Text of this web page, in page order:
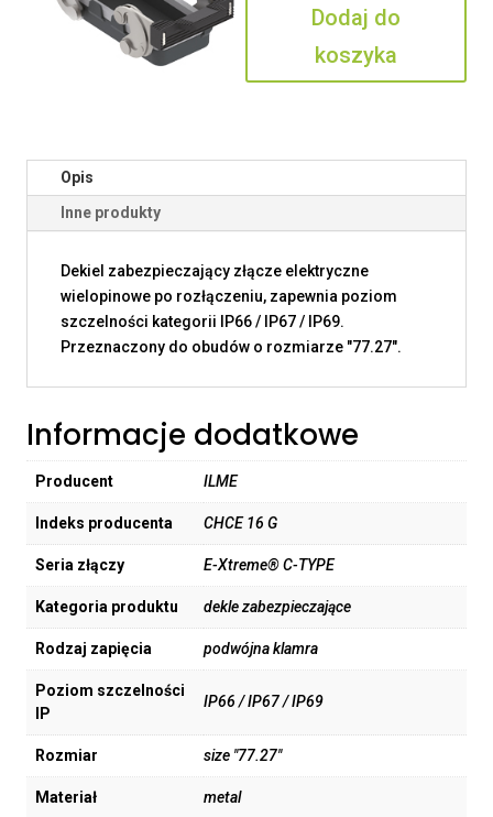
G
Dodaj do
koszyka
Opis
Inne produkty
Dekiel zabezpieczający złącze elektryczne
wielopinowe po rozłączeniu, zapewnia poziom
szczelności kategorii IP66 / IP67 / IP69.
Przeznaczony do obudów o rozmiarze "77.27".
Informacje dodatkowe
Producent ILME
Indeks producenta CHCE 16 G
Seria złączy E-Xtreme® C-TYPE
Kategoria produktu dekle zabezpieczające
Rodzaj zapięcia podwójna klamra
Poziom szczelności
IP
IP66 / IP67 / IP69
Rozmiar size "77.27"
Materiał metal